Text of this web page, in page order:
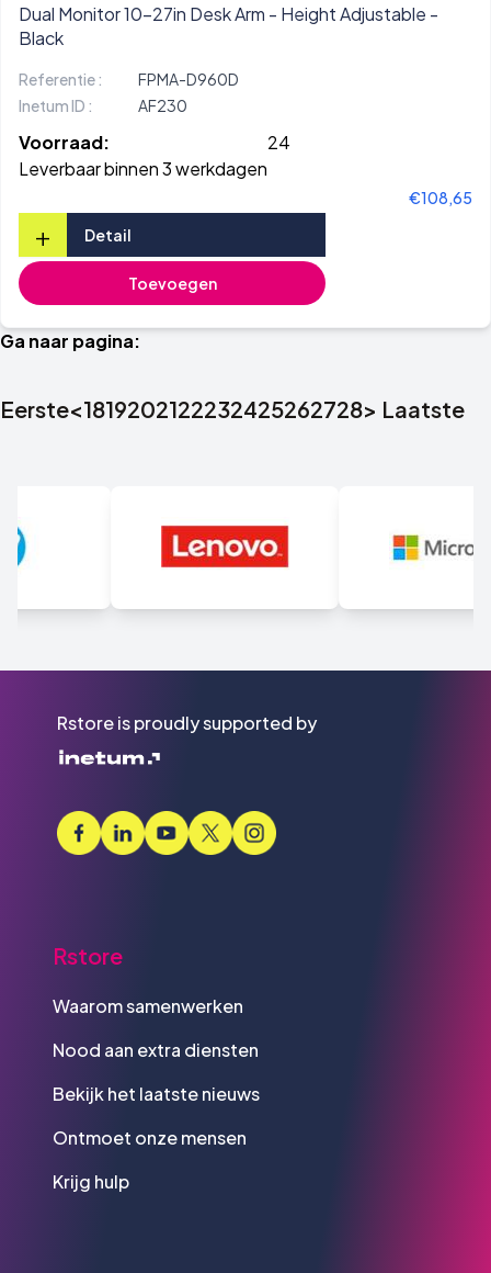
Dual Monitor 10-27in Desk Arm - Height Adjustable -
Black
Referentie :
FPMA-D960D
Inetum ID :
AF230
Voorraad:
24
Leverbaar binnen 3 werkdagen
€108,65
+ Detail
Toevoegen
Ga naar pagina:
Eerste<1819202122232425262728> Laatste
Rstore is proudly supported by
Rstore
Waarom samenwerken
Nood aan extra diensten
Bekijk het laatste nieuws
Ontmoet onze mensen
Krijg hulp